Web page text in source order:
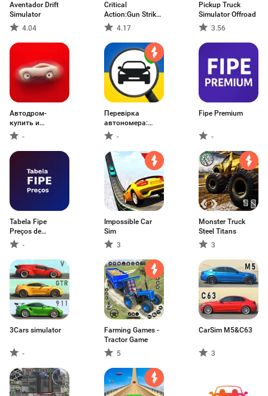
Aventador Drift
Simulator
4.04
Critical
Action:Gun Strike
Ops 4.17
Pickup Truck
Simulator Offroad
3.56
Автодром-
купить и
продать авто
-
Перевірка
автономера:
Україна
-
Fipe Premium
-
Tabela Fipe
Preços de
Veículos
-
Impossible Car
Sim
3
Monster Truck
Steel Titans
3
3Cars simulator
-
Farming Games -
Tractor Game
5
CarSim M5&C63
3